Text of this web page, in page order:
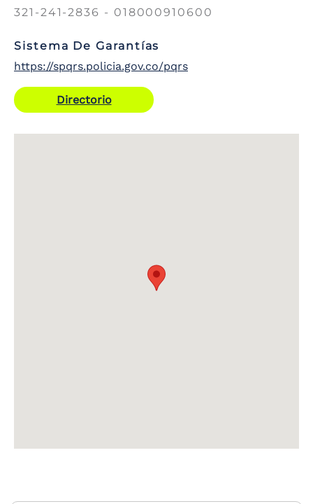
321-241-2836 - 018000910600
Sistema De Garantías
https://spqrs.policia.gov.co/pqrs
Directorio